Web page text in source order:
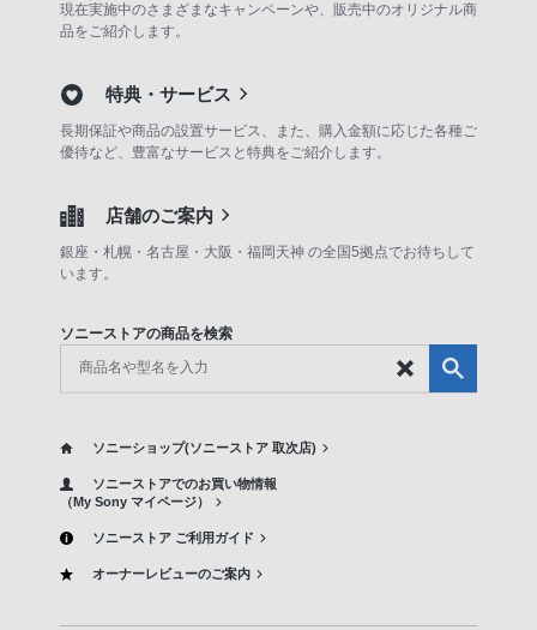
現在実施中のさまざまなキャンペーンや、販売中のオリジナル商
品をご紹介します。
特典・サービス
長期保証や商品の設置サービス、また、購入金額に応じた各種ご
優待など、豊富なサービスと特典をご紹介します。
店舗のご案内
銀座・札幌・名古屋・大阪・福岡天神 の全国5拠点でお待ちして
います。
ソニーストアの商品を検索
ソニーショップ(ソニーストア 取次店)
ソニーストアでのお買い物情報
（My Sony マイページ）
ソニーストア ご利用ガイド
オーナーレビューのご案内